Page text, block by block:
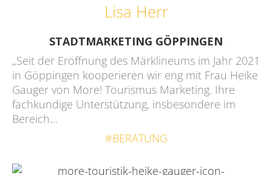
Lisa Herr
STADTMARKETING GÖPPINGEN
„Seit der Eröffnung des Märklineums im Jahr 2021
in Göppingen kooperieren wir eng mit Frau Heike
Gauger von More! Tourismus Marketing. Ihre
fachkundige Unterstützung, insbesondere im
Bereich…
#BERATUNG